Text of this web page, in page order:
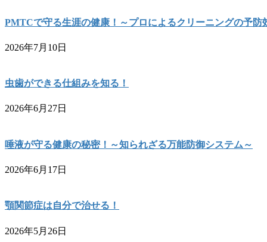
PMTCで守る生涯の健康！～プロによるクリーニングの予防
2026年7月10日
虫歯ができる仕組みを知る！
2026年6月27日
唾液が守る健康の秘密！～知られざる万能防御システム～
2026年6月17日
顎関節症は自分で治せる！
2026年5月26日